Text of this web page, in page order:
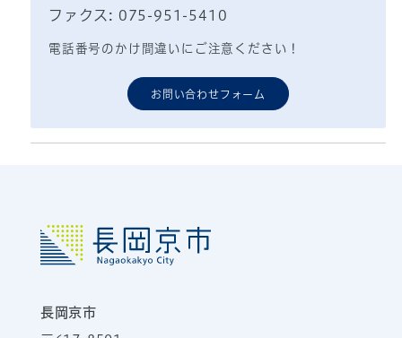
ファクス: 075-951-5410
電話番号のかけ間違いにご注意ください！
お問い合わせフォーム
長岡京市